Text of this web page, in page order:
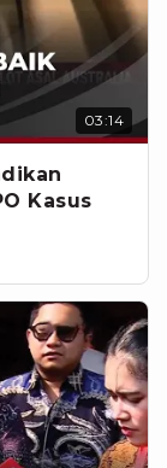
03:14
Kasus